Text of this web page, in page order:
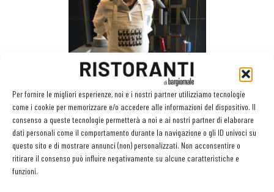
Per fornire le migliori esperienze, noi e i nostri partner utilizziamo tecnologie
come i cookie per memorizzare e/o accedere alle informazioni del dispositivo. Il
consenso a queste tecnologie permetterà a noi e ai nostri partner di elaborare
dati personali come il comportamento durante la navigazione o gli ID univoci su
questo sito e di mostrare annunci (non) personalizzati. Non acconsentire o
ritirare il consenso può influire negativamente su alcune caratteristiche e
funzioni.
Brusca), Roberto Di Pinto (Sine), Gianluca Fusto (Fusto Milano),
Lucia Gaspari (Rost), Antonio Guida (Mandarin), Ernst Knam
(Knam), Antonio e Vincenzo Lebano (Terrazza Gallia), Filippo La